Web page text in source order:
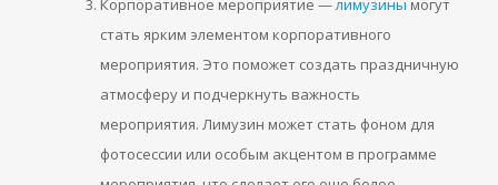
Корпоративное мероприятие —лимузины могут
стать ярким элементом корпоративного
мероприятия. Это поможет создать праздничную
атмосферу и подчеркнуть важность
мероприятия. Лимузин может стать фоном для
фотосессии или особым акцентом в программе